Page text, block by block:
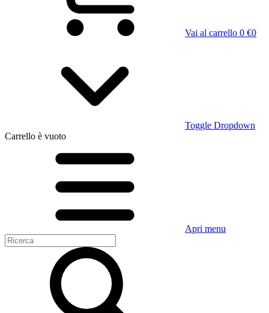
Vai al carrello 0 €0
Toggle Dropdown
Carrello è vuoto
Apri menu